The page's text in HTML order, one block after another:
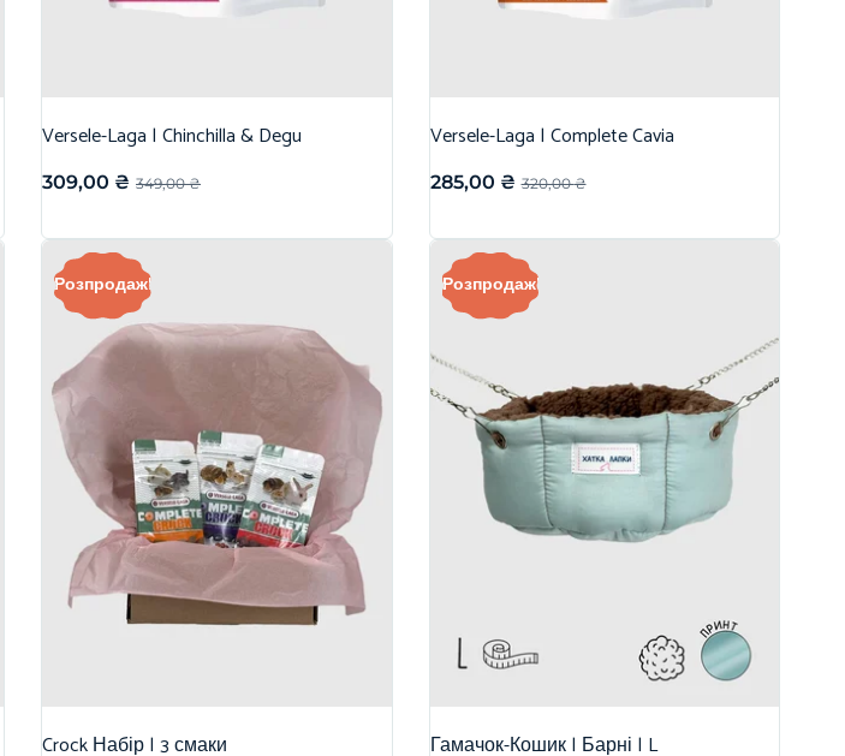
Versele-Laga | Chinchilla & Degu
349,00₴
309,00 ₴
Versele-Laga | Complete Cavia
320,00₴
285,00 ₴
Розпродаж!
Crock Набір | 3 смаки
Розпродаж!
Гамачок-Кошик | Барні | L